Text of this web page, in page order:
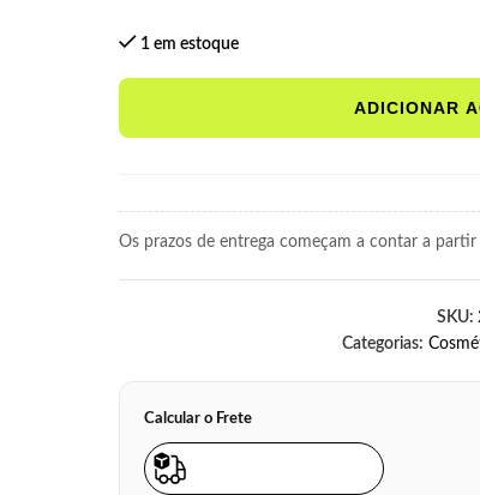
1 em estoque
ADICIONAR
Os prazos de entrega começam a contar a
SKU:
Categorias:
Calcular o Frete